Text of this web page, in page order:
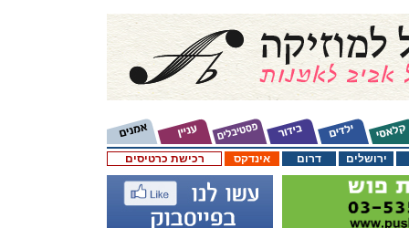
רכישת כרטיסים אינדקס דרום ירושלים